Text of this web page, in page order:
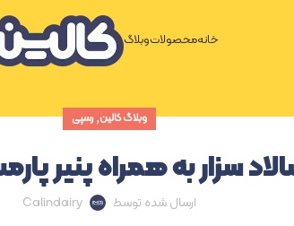
خانهمحصولاتوبلاگ
وبلاگ کالین,رسپی
سزار به همراه پنیر
ارسال شده توسط Calindairy